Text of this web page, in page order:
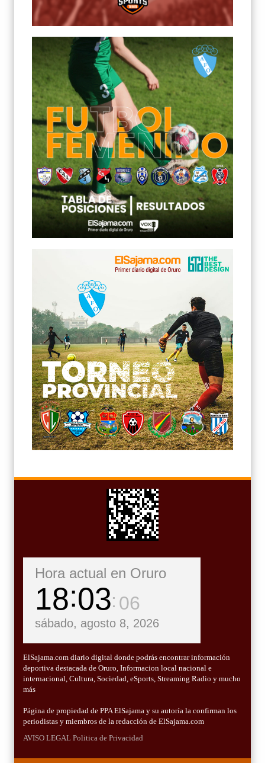
Hora actual en Oruro
18 03 07
sábado, agosto 8, 2026
ElSajama.com diario digital donde podrás encontrar información
deportiva destacada de Oruro, Informacion local nacional e
internacional, Cultura, Sociedad, eSports, Streaming Radio y mucho
más
Página de propiedad de PPA ElSajama y su autoría la confirman los
periodistas y miembros de la redacción de ElSajama.com
AVISO LEGAL Politica de Privacidad